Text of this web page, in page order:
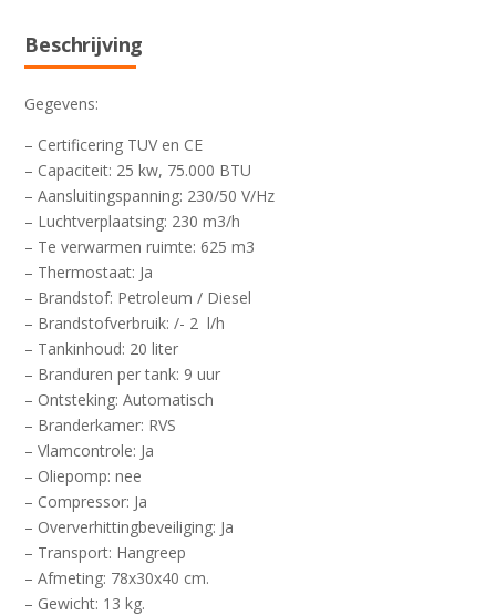
Beschrijving
Gegevens:
– Certificering TUV en CE
– Capaciteit: 25 kw, 75.000 BTU
– Aansluitingspanning: 230/50 V/Hz
– Luchtverplaatsing: 230 m3/h
– Te verwarmen ruimte: 625 m3
– Thermostaat: Ja
– Brandstof: Petroleum / Diesel
– Brandstofverbruik: /- 2 l/h
– Tankinhoud: 20 liter
– Branduren per tank: 9 uur
– Ontsteking: Automatisch
– Branderkamer: RVS
– Vlamcontrole: Ja
– Oliepomp: nee
– Compressor: Ja
– Oververhittingbeveiliging: Ja
– Transport: Hangreep
– Afmeting: 78x30x40 cm.
– Gewicht: 13 kg.